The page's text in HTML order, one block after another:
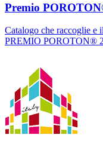
Premio
Catalogo che raccoglie e
PREMIO POROTON®